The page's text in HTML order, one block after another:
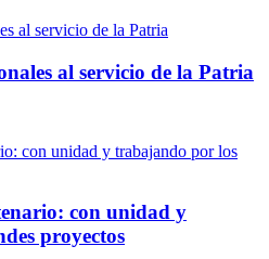
al servicio de la Patria
con unidad y
proyectos